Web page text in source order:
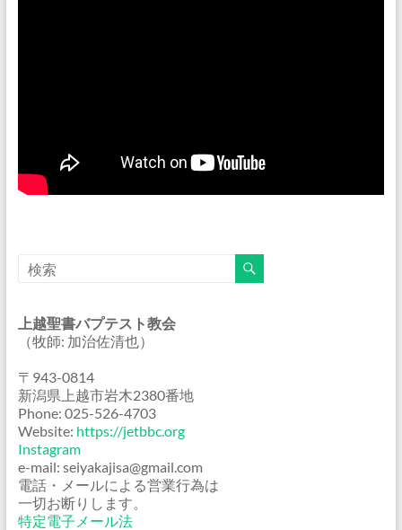
上越聖書バプテスト教会
（牧師: 加治佐清也）
〒943-0814
新潟県上越市岩木2380番地
Phone: 025-526-4703
Website: https://jetbbc.org
Instagram
e-mail: seiyakajisa@gmail.com
電話・メールによる営業行為は
一切お断りします。
特定電子メール法